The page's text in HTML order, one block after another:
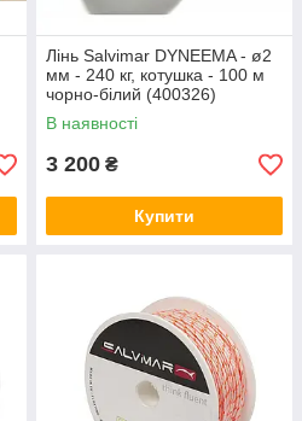
Лінь Salvimar DYNEEMA - ø2
мм - 240 кг, котушка - 100 м
чорно-білий (400326)
В наявності
3 200 ₴
Купити